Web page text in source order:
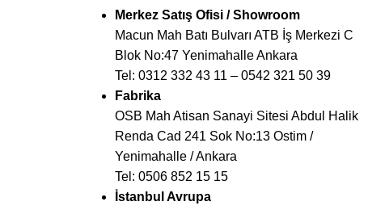
Merkez Satış Ofisi / Showroom
Macun Mah Batı Bulvarı ATB İş Merkezi C
Blok No:47 Yenimahalle Ankara
Tel: 0312 332 43 11 – 0542 321 50 39
Fabrika
OSB Mah Atisan Sanayi Sitesi Abdul Halik
Renda Cad 241 Sok No:13 Ostim /
Yenimahalle / Ankara
Tel: 0506 852 15 15
İstanbul Avrupa